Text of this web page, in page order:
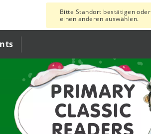
Bitte Standort bestätigen oder
einen anderen auswählen.